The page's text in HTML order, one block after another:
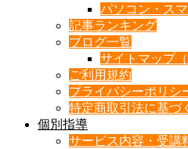
パソコン・ス
記事ランキング
ブログ一覧
サイトマップ（
ご利用規約
プライバシーポリシ
特定商取引法に基づ
個別指導
サービス内容・受講